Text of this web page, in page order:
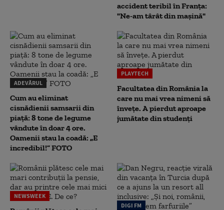
accident teribil în Franța:
"Ne-am târât din mașină"
ADEVĂRUL
Cum au eliminat
cisnădienii samsarii din
piață: 8 tone de legume
vândute în doar 4 ore.
Oamenii stau la coadă: „E
incredibil!” FOTO
PLAYTECH
Facultatea din România la
care nu mai vrea nimeni să
înveţe. A pierdut aproape
jumătate din studenţi
NEWSWEEK
DIGI FM